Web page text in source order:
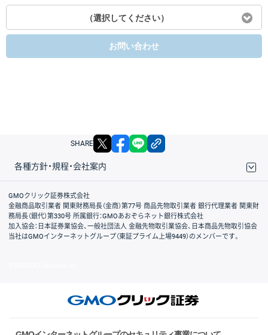
（選択してください）
お問い合わせ
SHARE X facebook
各種方針・規程・会社案内
取引規程・約款
サイトマップ
その他のご案内
個人情報保護方針
最良執行方針
サイトのご利用について
ディスクレイマー
信託保全
リスク説明
会社案内
GMOクリック証券株式会社
金融商品取引業者 関東財務局長（金商）第77号 商品先物取引業者 銀行代理業者 関東財
務局長（銀代）第330号 所属銀行：GMOあおぞらネット銀行株式会社
加入協会：日本証券業協会、一般社団法人 金融先物取引業協会、日本商品先物取引協会
当社はGMOインターネットグループ（東証プライム上場9449）のメンバーです。